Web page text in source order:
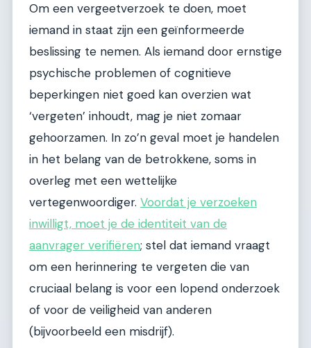
Om een vergeetverzoek te doen, moet
iemand in staat zijn een geïnformeerde
beslissing te nemen. Als iemand door ernstige
psychische problemen of cognitieve
beperkingen niet goed kan overzien wat
‘vergeten’ inhoudt, mag je niet zomaar
gehoorzamen. In zo’n geval moet je handelen
in het belang van de betrokkene, soms in
overleg met een wettelijke
vertegenwoordiger. Voordat je verzoeken
inwilligt, moet je de identiteit van de
aanvrager verifiëren; stel dat iemand vraagt
om een herinnering te vergeten die van
cruciaal belang is voor een lopend onderzoek
of voor de veiligheid van anderen
(bijvoorbeeld een misdrijf).